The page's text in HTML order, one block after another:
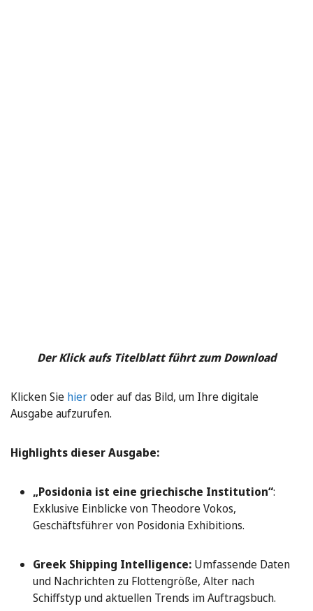
Der Klick aufs Titelblatt führt zum Download
Klicken Sie hieroder auf das Bild, um Ihre digitale
Ausgabe aufzurufen.
Highlights dieser Ausgabe:
„Posidonia ist eine griechische Institution“:
Exklusive Einblicke von Theodore Vokos,
Geschäftsführer von Posidonia Exhibitions.
Greek Shipping Intelligence: Umfassende Daten
und Nachrichten zu Flottengröße, Alter nach
Schiffstyp und aktuellen Trends im Auftragsbuch.